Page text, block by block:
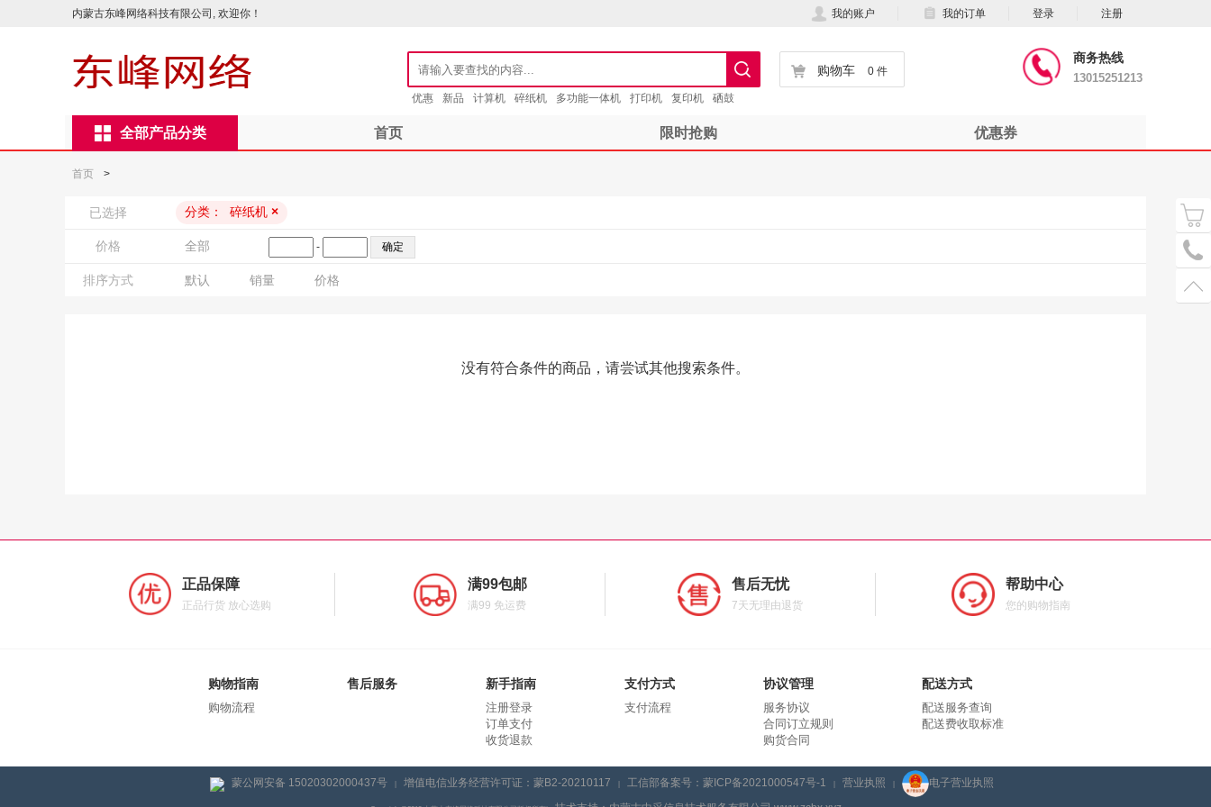
内蒙古东峰网络科技有限公司, 欢迎你！ 我的账户 我的订单 登录 注册
购物车 0 件
优惠 新品 计算机 碎纸机 多功能一体机 打印机 复印机 硒鼓
商务热线
13015251213
全部产品分类 首页 限时抢购 优惠券
首页 >
已选择 分类： 碎纸机 ×
价格 全部 -
排序方式 默认 销量 价格
没有符合条件的商品，请尝试其他搜索条件。
正品保障
正品行货 放心选购
满99包邮
满99 免运费
售后无忧
7天无理由退货
帮助中心
您的购物指南
购物指南
购物流程
售后服务 新手指南
注册登录
订单支付
收货退款
支付方式
支付流程
协议管理
服务协议
合同订立规则
购货合同
配送方式
配送服务查询
配送费收取标准
蒙公网安备 15020302000437号 | 增值电信业务经营许可证：蒙B2-20210117 | 工信部备案号：蒙ICP备2021000547号-1 | 营业执照 | 电子营业执照